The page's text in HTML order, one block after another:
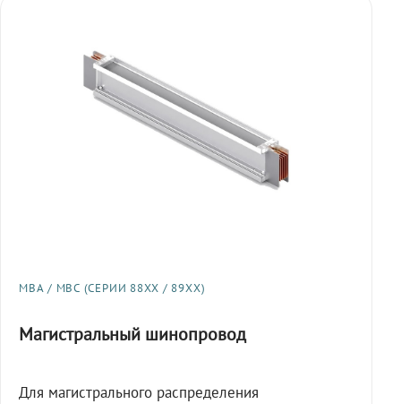
МВА / МВС (СЕРИИ 88XX / 89XX)
Магистральный шинопровод
Для магистрального распределения